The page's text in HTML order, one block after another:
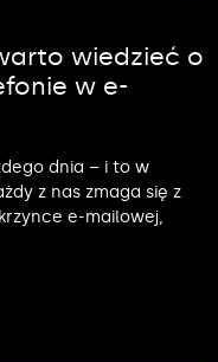
wiedzieć o
w e-
dnia – i to w
z nas zmaga się z
e-mailowej,